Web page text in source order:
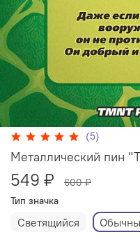
(5)
Металлический пин
549 ₽
600 ₽
Тип значка
Светящийся